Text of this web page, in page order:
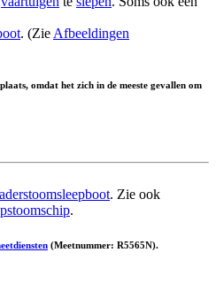
. (Zie Afbeeldingen
omdat het zich in de meeste gevallen om
. Zie ook
.
(Meetnummer: R5565N).